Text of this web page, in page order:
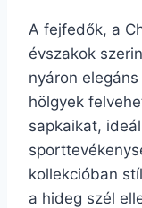
A fejfedők, a
évszakok
nyáron
hölgyek
sapkaikat,
kollekcióban
a hideg szél